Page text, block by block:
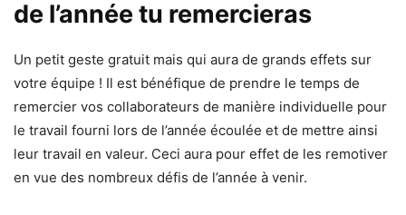
de l’année tu remercieras
Un petit geste gratuit mais qui aura de grands effets sur
votre équipe ! Il est bénéfique de prendre le temps de
remercier vos collaborateurs de manière individuelle pour
le travail fourni lors de l’année écoulée et de mettre ainsi
leur travail en valeur. Ceci aura pour effet de les remotiver
en vue des nombreux défis de l’année à venir.